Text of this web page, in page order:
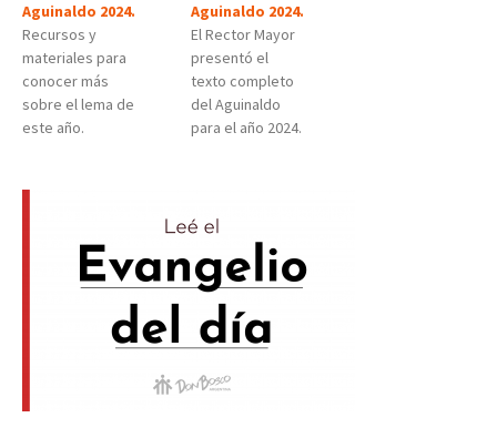
Aguinaldo 2024.
Recursos y
materiales para
conocer más
sobre el lema de
este año.
Aguinaldo 2024.
El Rector Mayor
presentó el
texto completo
del Aguinaldo
para el año 2024.